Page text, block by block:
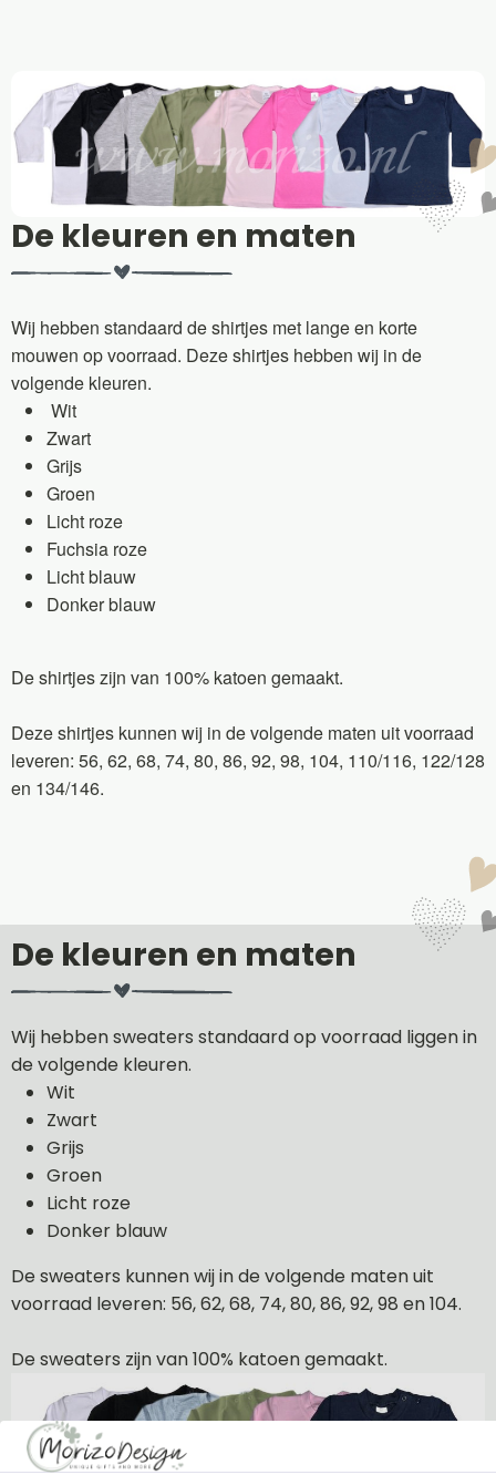
De kleuren en maten
Wij hebben standaard de shirtjes met lange en korte
mouwen op voorraad. Deze shirtjes hebben wij in de
volgende kleuren.
Wit
Zwart
Grijs
Groen
Licht roze
Fuchsia roze
Licht blauw
Donker blauw
De shirtjes zijn van 100% katoen gemaakt.
Deze shirtjes kunnen wij in de volgende maten uit voorraad
leveren: 56, 62, 68, 74, 80, 86, 92, 98, 104, 110/116, 122/128
en 134/146.
De kleuren en maten
Wij hebben sweaters standaard op voorraad liggen in
de volgende kleuren.
Wit
Zwart
Grijs
Groen
Licht roze
Donker blauw
De sweaters kunnen wij in de volgende maten uit
voorraad leveren: 56, 62, 68, 74, 80, 86, 92, 98 en 104.
De sweaters zijn van 100% katoen gemaakt.